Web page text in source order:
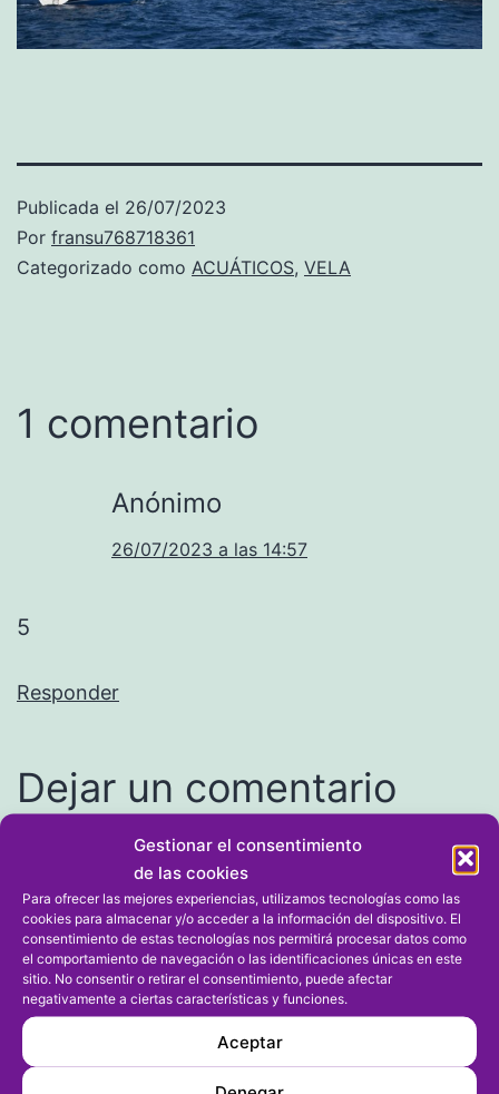
Gestionar el consentimiento
de las cookies
Para ofrecer las mejores experiencias, utilizamos tecnologías como las
cookies para almacenar y/o acceder a la información del dispositivo. El
consentimiento de estas tecnologías nos permitirá procesar datos como
el comportamiento de navegación o las identificaciones únicas en este
sitio. No consentir o retirar el consentimiento, puede afectar
negativamente a ciertas características y funciones.
Aceptar
Publicada el 26/07/2023
Por fransu768718361
Categorizado como ACUÁTICOS, VELA
1 comentario
Anónimo
26/07/2023 a las 14:57
5
Responder
Dejar un comentario
Tu dirección de correo electrónico no será publicada.
Los campos obligatorios están marcados con
Comentario*